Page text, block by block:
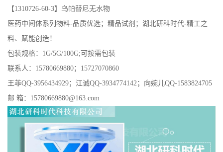
【1310726-60-3】乌帕替尼无水物
医药中间体系列物料-品质优选；精品试剂；湖北研科时代-精工之
料、赋能创造！
包装规格：1G/5G/100G;可按需包装
联系人：15780669880；15727070860
王菲QQ-3956434929；江诚QQ-3934774142；向婉儿QQ-1583824705
邮 箱：15780669880@163.com